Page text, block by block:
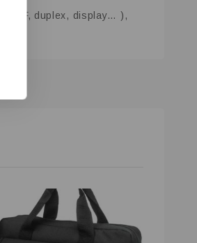
(ADF, duplex, display… ),